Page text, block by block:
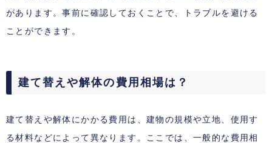
があります。事前に確認しておくことで、トラブルを避ける
ことができます。
建て替えや解体の費用相場は？
建て替えや解体にかかる費用は、建物の規模や立地、使用す
る材料などによって異なります。ここでは、一般的な費用相